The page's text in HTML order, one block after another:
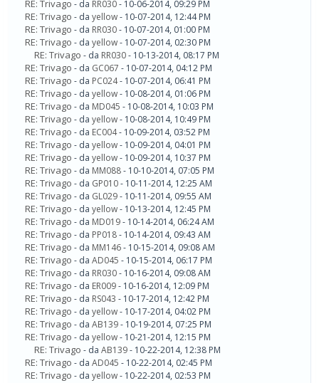
RE: Trivago - da RR030- 10-06-2014, 09:29 PM
RE: Trivago - da yellow- 10-07-2014, 12:44 PM
RE: Trivago - da RR030- 10-07-2014, 01:00 PM
RE: Trivago - da yellow- 10-07-2014, 02:30 PM
RE: Trivago - da RR030- 10-13-2014, 08:17 PM
RE: Trivago - da GC067 - 10-07-2014, 04:12 PM
RE: Trivago - da PC024- 10-07-2014, 06:41 PM
RE: Trivago - da yellow- 10-08-2014, 01:06 PM
RE: Trivago - da MD045 - 10-08-2014, 10:03 PM
RE: Trivago - da yellow- 10-08-2014, 10:49 PM
RE: Trivago - da EC004- 10-09-2014, 03:52 PM
RE: Trivago - da yellow- 10-09-2014, 04:01 PM
RE: Trivago - da yellow- 10-09-2014, 10:37 PM
RE: Trivago - da MM088- 10-10-2014, 07:05 PM
RE: Trivago - da GP010- 10-11-2014, 12:25 AM
RE: Trivago - da GL029- 10-11-2014, 09:55 AM
RE: Trivago - da yellow- 10-13-2014, 12:45 PM
RE: Trivago - da MD019- 10-14-2014, 06:24 AM
RE: Trivago - da PP018- 10-14-2014, 09:43 AM
RE: Trivago - da MM146- 10-15-2014, 09:08 AM
RE: Trivago - da AD045 - 10-15-2014, 06:17 PM
RE: Trivago - da RR030- 10-16-2014, 09:08 AM
RE: Trivago - da ER009- 10-16-2014, 12:09 PM
RE: Trivago - da RS043 - 10-17-2014, 12:42 PM
RE: Trivago - da yellow- 10-17-2014, 04:02 PM
RE: Trivago - da AB139- 10-19-2014, 07:25 PM
RE: Trivago - da yellow- 10-21-2014, 12:15 PM
RE: Trivago - da AB139- 10-22-2014, 12:38 PM
RE: Trivago - da AD045 - 10-22-2014, 02:45 PM
RE: Trivago - da yellow- 10-22-2014, 02:53 PM